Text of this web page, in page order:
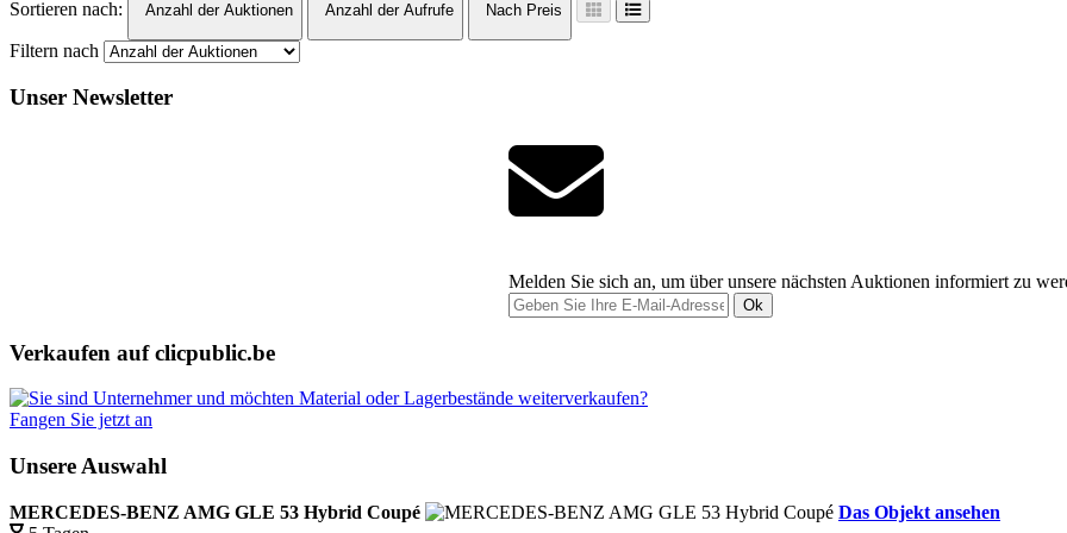
Sortieren nach: Anzahl der Auktionen Anzahl der Aufrufe Nach Preis
Filtern nach
Unser Newsletter
Melden Sie sich an, um über unsere nächsten Auktionen informiert zu
Ok
Verkaufen auf clicpublic.be
Fangen Sie jetzt an
Unsere Auswahl
MERCEDES-BENZ AMG GLE 53 Hybrid Coupé
Das Objekt ansehen